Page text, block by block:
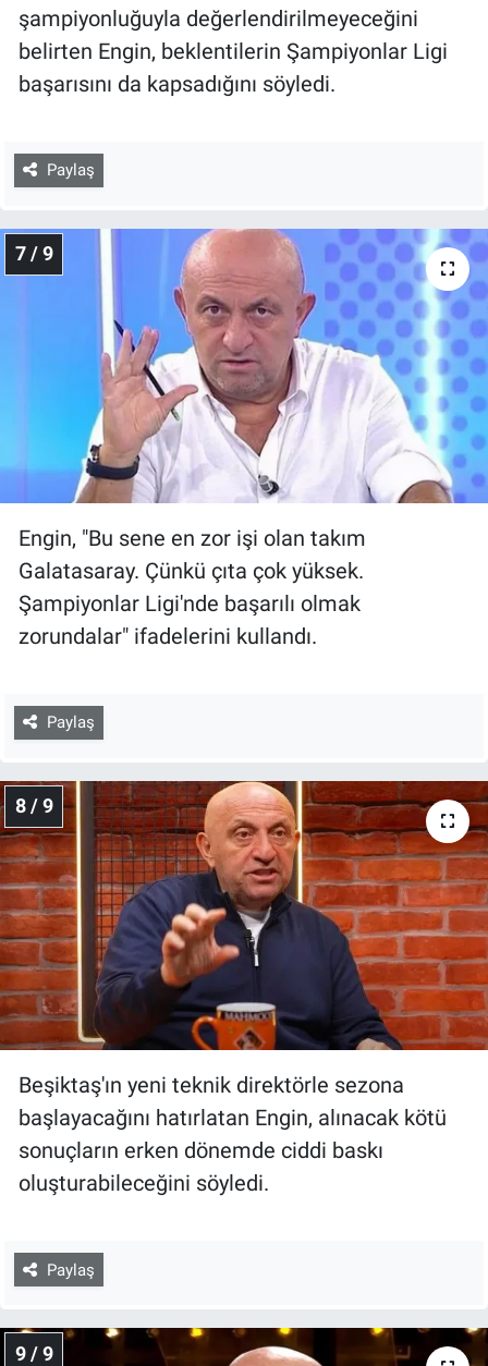
şampiyonluğuyla değerlendirilmeyeceğini
belirten Engin, beklentilerin Şampiyonlar Ligi
başarısını da kapsadığını söyledi.
Paylaş
7 / 9
Engin, "Bu sene en zor işi olan takım
Galatasaray. Çünkü çıta çok yüksek.
Şampiyonlar Ligi'nde başarılı olmak
zorundalar" ifadelerini kullandı.
Paylaş
8 / 9
Beşiktaş'ın yeni teknik direktörle sezona
başlayacağını hatırlatan Engin, alınacak kötü
sonuçların erken dönemde ciddi baskı
oluşturabileceğini söyledi.
Paylaş
9 / 9